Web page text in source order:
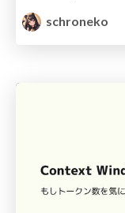
schroneko